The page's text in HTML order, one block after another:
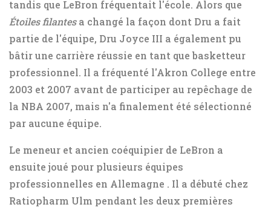
tandis que LeBron fréquentait l'école. Alors que
Étoiles filantesa changé la façon dont Dru a fait
partie de l'équipe, Dru Joyce III a également pu
bâtir une carrière réussie en tant que basketteur
professionnel. Il a fréquenté l'Akron College entre
2003 et 2007 avant de participer au repêchage de
la NBA 2007, mais n'a finalement été sélectionné
par aucune équipe.
Le meneur et ancien coéquipier de LeBron a
ensuite joué pour plusieurs équipes
professionnelles en Allemagne . Il a débuté chez
Ratiopharm Ulm pendant les deux premières